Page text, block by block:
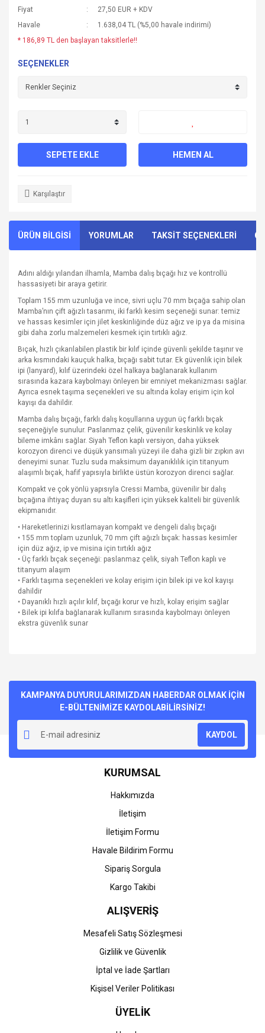
Fiyat
27,50 EUR + KDV
Havale
1.638,04 TL (%5,00 havale indirimi)
* 186,89 TL den başlayan taksitlerle!!
SEÇENEKLER
SEPETE EKLE HEMEN AL
Karşılaştır
ÜRÜN BİLGİSİ YORUMLAR TAKSİT SEÇENEKLERİ
Adını aldığı yılandan ilhamla, Mamba dalış bıçağı hız ve kontrollü
hassasiyeti bir araya getirir.
Toplam 155 mm uzunluğa ve ince, sivri uçlu 70 mm bıçağa sahip olan
Mamba’nın çift ağızlı tasarımı, iki farklı kesim seçeneği sunar: temiz
ve hassas kesimler için jilet keskinliğinde düz ağız ve ip ya da misina
gibi daha zorlu malzemeleri kesmek için tırtıklı ağız.
Bıçak, hızlı çıkarılabilen plastik bir kılıf içinde güvenli şekilde taşınır ve
arka kısmındaki kauçuk halka, bıçağı sabit tutar. Ek güvenlik için bilek
ipi (lanyard), kılıf üzerindeki özel halkaya bağlanarak kullanım
sırasında kazara kaybolmayı önleyen bir emniyet mekanizması sağlar.
Ayrıca esnek taşıma seçenekleri ve su altında kolay erişim için kol
kayışı da dahildir.
Mamba dalış bıçağı, farklı dalış koşullarına uygun üç farklı bıçak
seçeneğiyle sunulur. Paslanmaz çelik, güvenilir keskinlik ve kolay
bileme imkânı sağlar. Siyah Teflon kaplı versiyon, daha yüksek
korozyon direnci ve düşük yansımalı yüzeyi ile daha gizli bir zıpkın avı
deneyimi sunar. Tuzlu suda maksimum dayanıklılık için titanyum
alaşımlı bıçak, hafif yapısıyla birlikte üstün korozyon direnci sağlar.
Kompakt ve çok yönlü yapısıyla Cressi Mamba, güvenilir bir dalış
bıçağına ihtiyaç duyan su altı kaşifleri için yüksek kaliteli bir güvenlik
ekipmanıdır.
• Hareketlerinizi kısıtlamayan kompakt ve dengeli dalış bıçağı
• 155 mm toplam uzunluk, 70 mm çift ağızlı bıçak: hassas kesimler
için düz ağız, ip ve misina için tırtıklı ağız
• Üç farklı bıçak seçeneği: paslanmaz çelik, siyah Teflon kaplı ve
titanyum alaşım
• Farklı taşıma seçenekleri ve kolay erişim için bilek ipi ve kol kayışı
dahildir
• Dayanıklı hızlı açılır kılıf, bıçağı korur ve hızlı, kolay erişim sağlar
• Bilek ipi kılıfa bağlanarak kullanım sırasında kaybolmayı önleyen
ekstra güvenlik sunar
Yorum Yaz
kullanarak tarafımıza iletebilirsiniz.
Görüş ve önerileriniz için teşekkür ederiz.
Ürün resmi kalitesiz, bozuk veya görüntülenemiyor.
Ürün açıklamasında eksik bilgiler bulunuyor.
Ürün bilgilerinde hatalar bulunuyor.
Ürün fiyatı diğer sitelerden daha pahalı.
Gönder
KAMPANYA DUYURULARIMIZDAN HABERDAR OLMAK İÇİN
E-BÜLTENİMİZE KAYDOLABİLİRSİNİZ!
KAYDOL
KURUMSAL
Hakkımızda
İletişim
İletişim Formu
Havale Bildirim Formu
Sipariş Sorgula
Kargo Takibi
ALIŞVERİŞ
Mesafeli Satış Sözleşmesi
Gizlilik ve Güvenlik
İptal ve İade Şartları
Kişisel Veriler Politikası
ÜYELİK